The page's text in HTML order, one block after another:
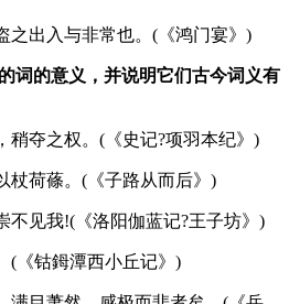
之出入与非常也。(《鸿门宴》)
词的意义，并说明它们古今词义有
稍夺之权。(《史记?项羽本纪》)
杖荷蓧。(《子路从而后》)
不见我!(《洛阳伽蓝记?王子坊》)
(《钴鉧潭西小丘记》)